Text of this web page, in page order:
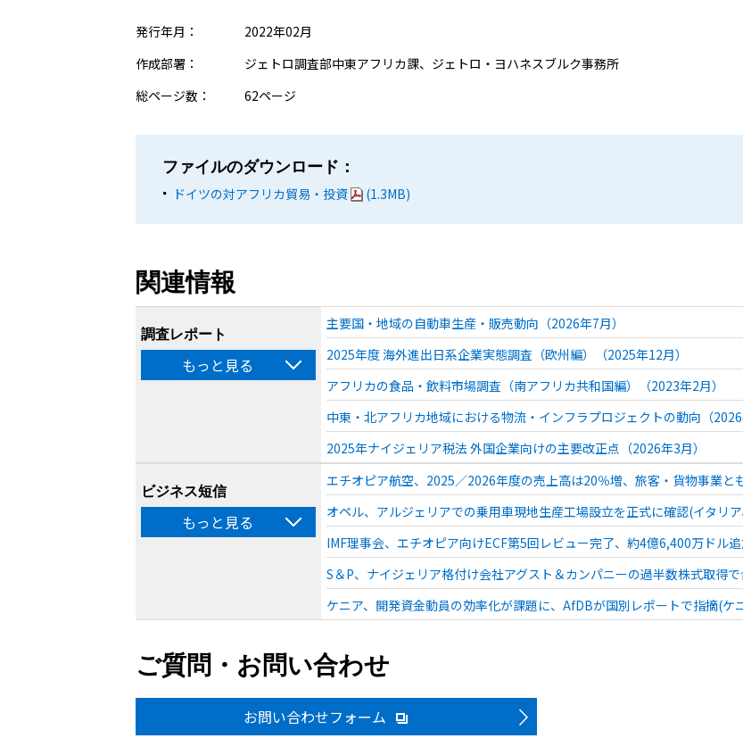
発行年月：
2022年02月
作成部署：
ジェトロ調査部中東アフリカ課、ジェトロ・ヨハネスブルク事務所
総ページ数：
62ページ
ファイルのダウンロード：
ドイツの対アフリカ貿易・投資
(1.3MB)
関連情報
調査レポート
もっと見る
主要国・地域の自動車生産・販売動向（2026年7月）
2025年度 海外進出日系企業実態調査（欧州編）（2025年12月）
アフリカの食品・飲料市場調査（南アフリカ共和国編）（2023年2月）
中東・北アフリカ地域における物流・インフラプロジェクトの動向（2026
2025年ナイジェリア税法 外国企業向けの主要改正点（2026年3月）
ビジネス短信
もっと見る
エチオピア航空、2025／2026年度の売上高は20％増、旅客・貨物事業と
オペル、アルジェリアでの乗用車現地生産工場設立を正式に確認(イタリ
IMF理事会、エチオピア向けECF第5回レビュー完了、約4億6,400万ドル
S＆P、ナイジェリア格付け会社アグスト＆カンパニーの過半数株式取得
ケニア、開発資金動員の効率化が課題に、AfDBが国別レポートで指摘(ケ
ご質問・お問い合わせ
お問い合わせフォーム